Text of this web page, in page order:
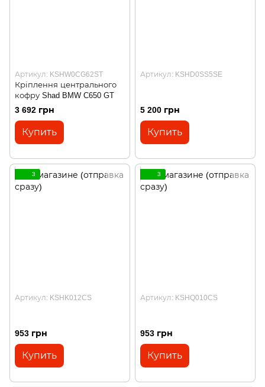
Артикул: KSHW0CG62ST
Кріплення центрального
кофру Shad BMW C650 GT
3 692 грн
Купить
Артикул: KSHD0SS5SE
5 200 грн
Купить
3
Артикул: KSHK012CS
953 грн
Купить
3
Артикул: KSHQ010CS
953 грн
Купить